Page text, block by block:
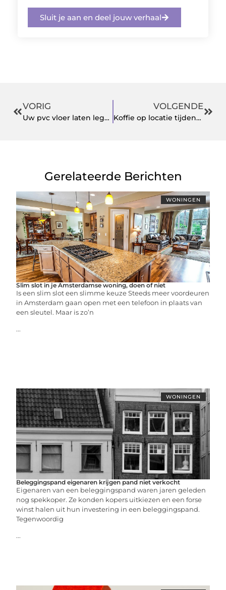
Sluit je aan en deel jouw verhaal
VORIG
Uw pvc vloer laten leggen door deze specialist biedt vele voordelen
VOLGENDE
Koffie op locatie tijdens jouw event
Gerelateerde Berichten
WONINGEN
Slim slot in je Amsterdamse woning, doen of niet
Is een slim slot een slimme keuze Steeds meer voordeuren
in Amsterdam gaan open met een telefoon in plaats van
een sleutel. Maar is zo’n
...
WONINGEN
Beleggingspand eigenaren krijgen pand niet verkocht
Eigenaren van een beleggingspand waren jaren geleden
nog spekkoper. Ze konden kopers uitkiezen en een forse
winst halen uit hun investering in een beleggingspand.
Tegenwoordig
...